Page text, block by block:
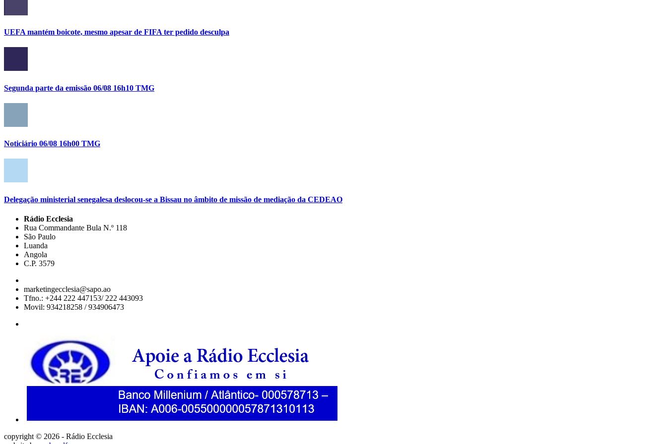
UEFA mantém boicote, mesmo apesar de FIFA ter pedido desculpa
Segunda parte da emissão 06/08 16h10 TMG
Noticiário 06/08 16h00 TMG
Delegação ministerial senegalesa deslocou-se a Bissau no âmbito de missão de mediação da CEDEAO
Rádio Ecclesia
Rua Commandante Bula N.º 118
São Paulo
Luanda
Angola
C.P. 3579
marketingecclesia@sapo.ao
Tfno.: +244 222 447153/ 222 443093
Movil: 934218258 / 934906473
copyright © 2026 - Rádio Ecclesia